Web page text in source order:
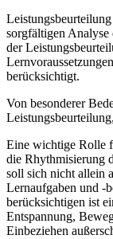
sorgfältigen Analyse
der
berücksichtigt.
Von besonderer
Eine wichtige Rolle
die Rhythmisierung
soll sich nicht allein
Lernaufgaben und -
berücksichtigen ist
Entspannung,
Einbeziehen